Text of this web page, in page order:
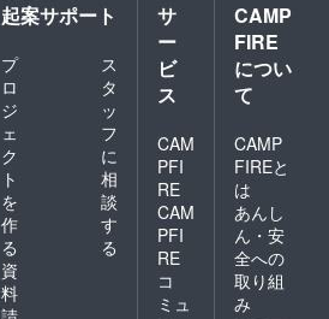
起案サポート
プ
ロ
ジ
ェ
ク
ト
を
作
る
ス
タ
ッ
フ
に
相
談
す
る
資
料
サ
ー
ビ
ス
CAM
PFI
RE
CAM
PFI
RE
コ
ミュ
CAMP
FIRE
につい
て
CAMP
FIREと
は
あんし
ん・安
全への
取り組
み